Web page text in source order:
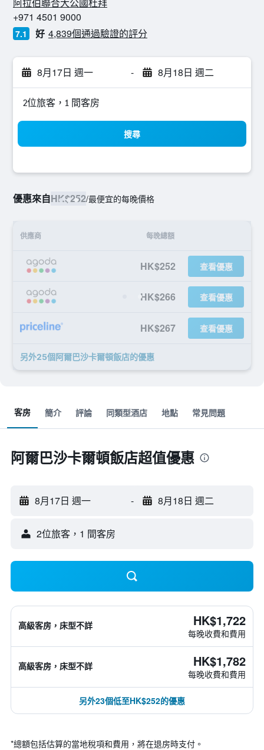
+971 4501 9000
7.1 好 4,839個通過驗證的評分
8月17日 週一 - 8月18日 週二
2位旅客，1 間客房
搜尋
優惠來自HK$252/最便宜的每晚價格
供應商 每晚總額
HK$252 查看優惠
HK$266 查看優惠
HK$267 查看優惠
另外25個阿爾巴沙卡爾頓飯店​的優惠
客房 簡介 評論 同類型酒店 地點 常見問題
阿爾巴沙卡爾頓飯店超值優惠
8月17日 週一 - 8月18日 週二
2位旅客，1 間客房
高級客房，床型不詳 HK$1,722
每晚收費和費用
高級客房，床型不詳 HK$1,782
每晚收費和費用
另外23個低至HK$252的優惠
*總額包括估算的當地稅項和費用，將在退房時支付。